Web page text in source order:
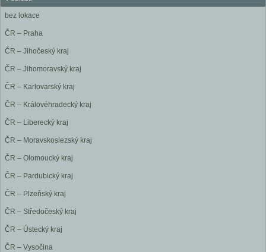
bez lokace
ČR – Praha
ČR – Jihočeský kraj
ČR – Jihomoravský kraj
ČR – Karlovarský kraj
ČR – Královéhradecký kraj
ČR – Liberecký kraj
ČR – Moravskoslezský kraj
ČR – Olomoucký kraj
ČR – Pardubický kraj
ČR – Plzeňský kraj
ČR – Středočeský kraj
ČR – Ústecký kraj
ČR – Vysočina